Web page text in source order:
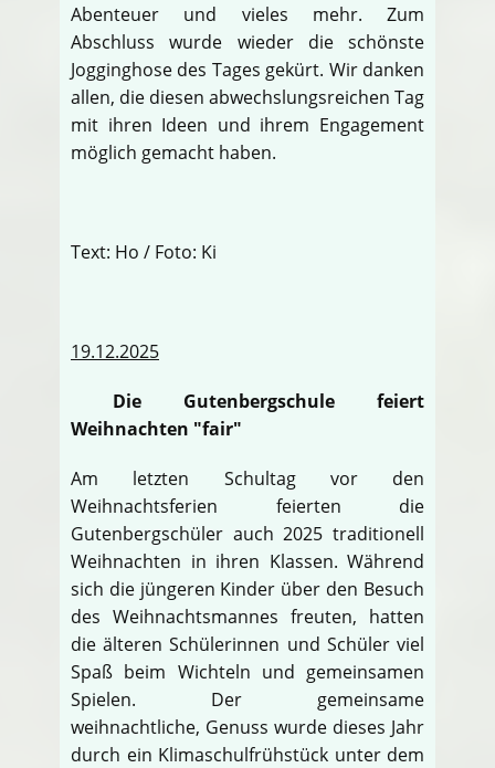
Abenteuer und vieles mehr. Zum
Abschluss wurde wieder die schönste
Jogginghose des Tages gekürt. Wir danken
allen, die diesen abwechslungsreichen Tag
mit ihren Ideen und ihrem Engagement
möglich gemacht haben.
Text: Ho / Foto: Ki
19.12.2025
Die Gutenbergschule feiert
Weihnachten "fair"
Am letzten Schultag vor den
Weihnachtsferien feierten die
Gutenbergschüler auch 2025 traditionell
Weihnachten in ihren Klassen. Während
sich die jüngeren Kinder über den Besuch
des Weihnachtsmannes freuten, hatten
die älteren Schülerinnen und Schüler viel
Spaß beim Wichteln und gemeinsamen
Spielen. Der gemeinsame
weihnachtliche, Genuss wurde dieses Jahr
durch ein Klimaschulfrühstück unter dem